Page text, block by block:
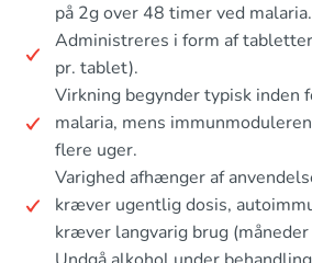
på 2g over 48 timer ved malaria.
Administreres i form af
pr. tablet).
Virkning begynder typisk inden
malaria, mens
flere uger.
Varighed afhænger af
kræver ugentlig dosis,
kræver langvarig brug